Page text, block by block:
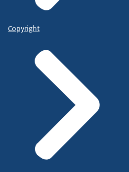
Copyright